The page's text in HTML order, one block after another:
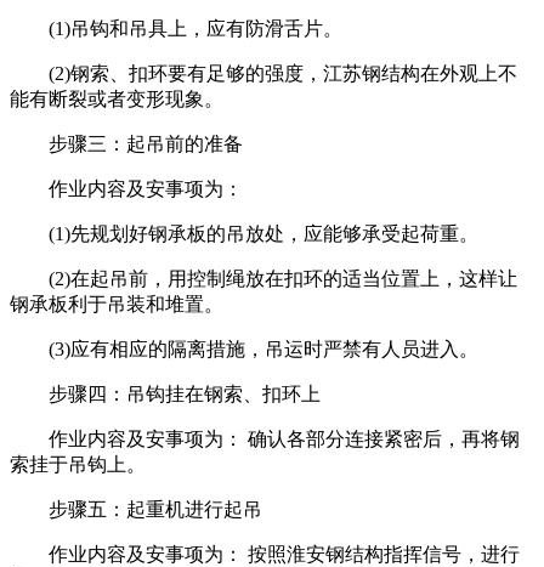
(1)吊钩和吊具上，应有防滑舌片。
(2)钢索、扣环要有足够的强度，江苏钢结构在外观上不
能有断裂或者变形现象。
步骤三：起吊前的准备
作业内容及安事项为：
(1)先规划好钢承板的吊放处，应能够承受起荷重。
(2)在起吊前，用控制绳放在扣环的适当位置上，这样让
钢承板利于吊装和堆置。
(3)应有相应的隔离措施，吊运时严禁有人员进入。
步骤四：吊钩挂在钢索、扣环上
作业内容及安事项为： 确认各部分连接紧密后，再将钢
索挂于吊钩上。
步骤五：起重机进行起吊
作业内容及安事项为： 按照淮安钢结构指挥信号，进行